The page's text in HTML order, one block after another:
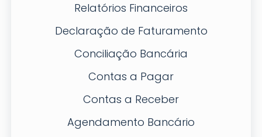
Relatórios Financeiros
Declaração de Faturamento
Conciliação Bancária
Contas a Pagar
Contas a Receber
Agendamento Bancário